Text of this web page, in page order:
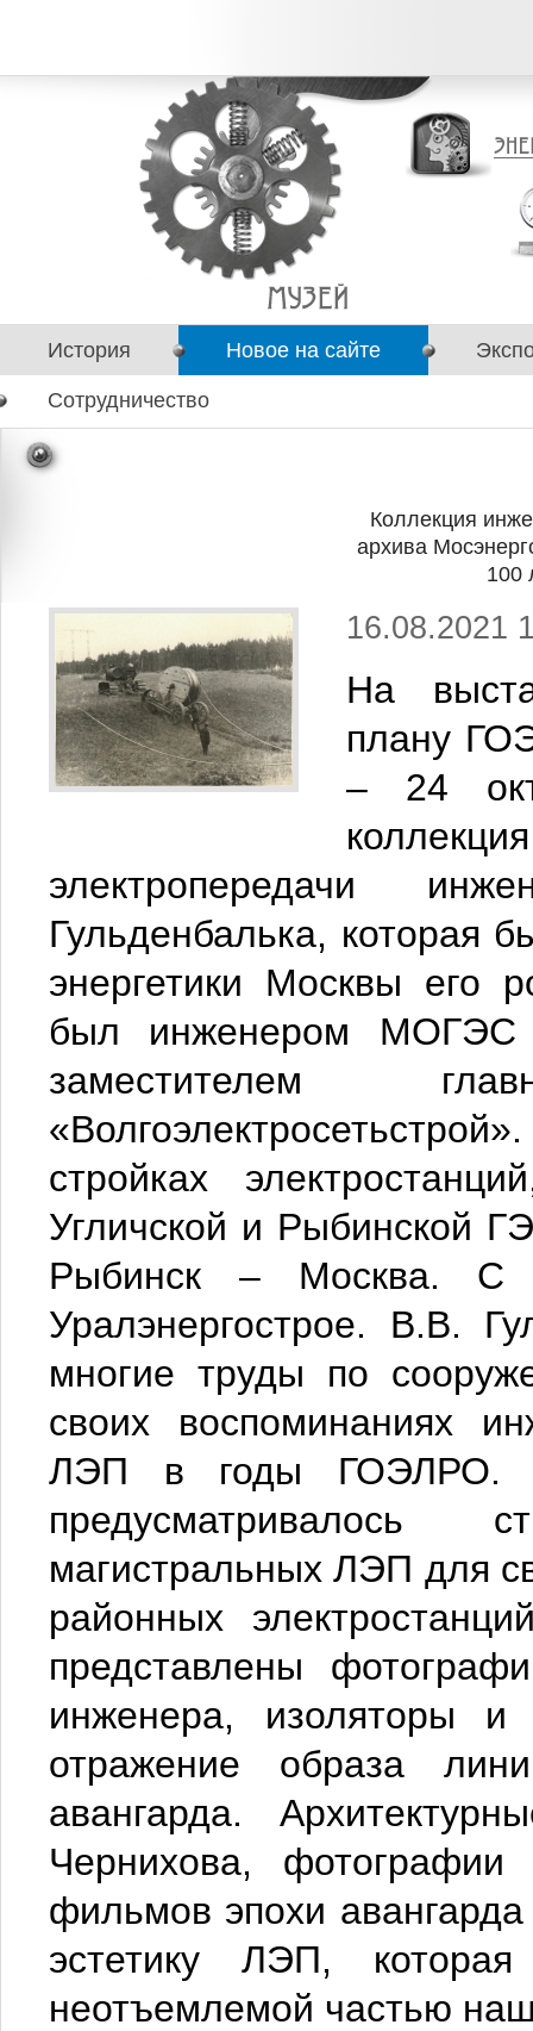
История Новое на сайте
Сотрудничество
Коллекция
архива
100
16.08.2021
На
плану
– 24
электропередачи
Гульденбалька, которая
энергетики Москвы его
был инженером МОГЭС
заместителем
стройках
Угличской и Рыбинской
Рыбинск – Москва. С
Уралэнергострое. В.В.
многие труды по
своих воспоминаниях
ЛЭП в годы ГОЭЛРО.
предусматривалось
магистральных ЛЭП для
районных
представлены
инженера, изоляторы
отражение образа
авангарда.
Чернихова,
фильмов эпохи
эстетику ЛЭП,
неотъемлемой частью